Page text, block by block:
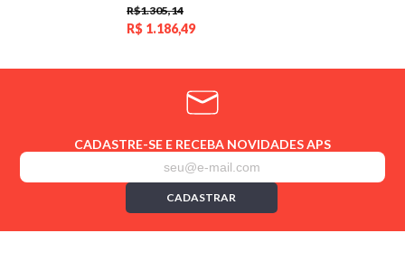
R$1.305,14
R$ 1.186,49
CADASTRE-SE E RECEBA NOVIDADES APS
CADASTRAR